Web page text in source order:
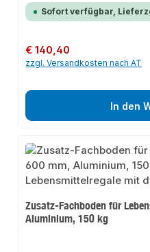
Sofort verfügbar,
Regulärer Preis:
€ 140,40
zzgl. Versandkosten nach AT
In den
Zusatz-Fachboden für
Aluminium, 150 kg